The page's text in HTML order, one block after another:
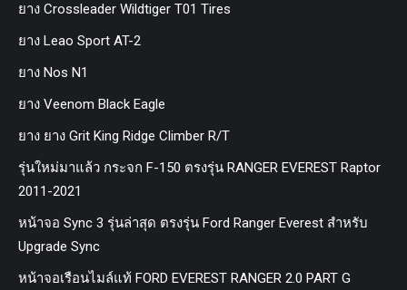
ยาง Crossleader Wildtiger T01 Tires
ยาง Leao Sport AT-2
ยาง Nos N1
ยาง Veenom Black Eagle
ยาง ยาง Grit King Ridge Climber R/T
รุ่นใหม่มาแล้ว กระจก F-150 ตรงรุ่น RANGER EVEREST Raptor
2011-2021
หน้าจอ Sync 3 รุ่นล่าสุด ตรงรุ่น Ford Ranger Everest สำหรับ
Upgrade Sync
หน้าจอเรือนไมล์แท้ FORD EVEREST RANGER 2.0 PART G